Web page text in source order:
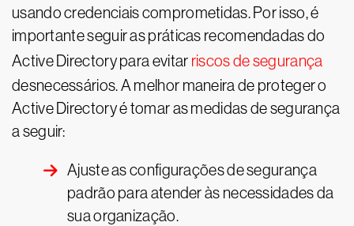
usando credenciais comprometidas. Por isso, é
importante seguir as práticas recomendadas do
Active Directory para evitar riscos de segurança
desnecessários. A melhor maneira de proteger o
Active Directory é tomar as medidas de segurança
a seguir:
Ajuste as configurações de segurança
padrão para atender às necessidades da
sua organização.